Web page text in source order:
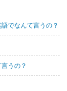
でなんて言うの？
うの？